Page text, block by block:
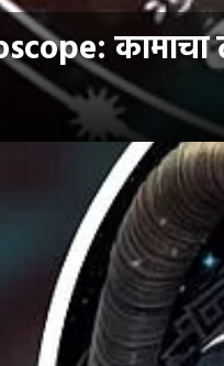
कामाचा